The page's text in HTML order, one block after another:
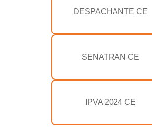
DESPACHANTE CE
SENATRAN CE
IPVA 2024 CE